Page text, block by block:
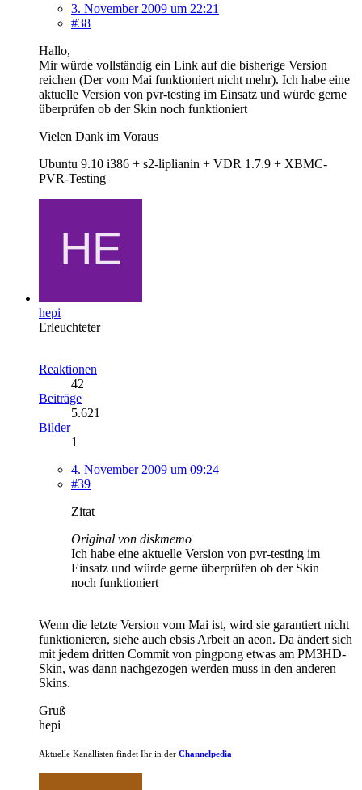
3. November 2009 um 22:21
#38
Hallo,
Mir würde vollständig ein Link auf die bisherige Version
reichen (Der vom Mai funktioniert nicht mehr). Ich habe eine
aktuelle Version von pvr-testing im Einsatz und würde gerne
überprüfen ob der Skin noch funktioniert
Vielen Dank im Voraus
Ubuntu 9.10 i386 + s2-liplianin + VDR 1.7.9 + XBMC-
PVR-Testing
hepi
Erleuchteter
Reaktionen
42
Beiträge
5.621
Bilder
1
4. November 2009 um 09:24
#39
Zitat
Original von diskmemo
Ich habe eine aktuelle Version von pvr-testing im
Einsatz und würde gerne überprüfen ob der Skin
noch funktioniert
Wenn die letzte Version vom Mai ist, wird sie garantiert nicht
funktionieren, siehe auch ebsis Arbeit an aeon. Da ändert sich
mit jedem dritten Commit von pingpong etwas am PM3HD-
Skin, was dann nachgezogen werden muss in den anderen
Skins.
Gruß
hepi
Aktuelle Kanallisten findet Ihr in der Channelpedia